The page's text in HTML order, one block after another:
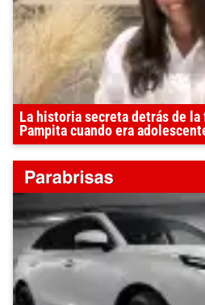
La historia secreta detrás de
Pampita cuando era